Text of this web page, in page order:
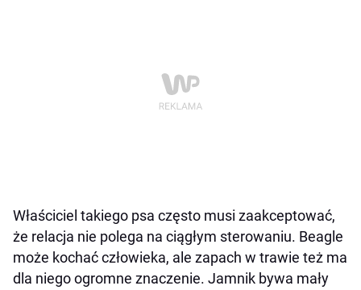
Właściciel takiego psa często musi zaakceptować,
że relacja nie polega na ciągłym sterowaniu. Beagle
może kochać człowieka, ale zapach w trawie też ma
dla niego ogromne znaczenie. Jamnik bywa mały